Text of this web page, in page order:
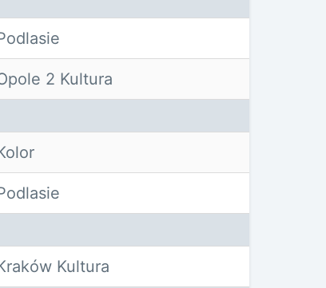
2 Kultura
Kultura